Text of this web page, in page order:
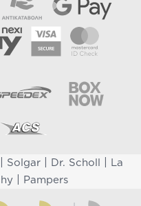
Solgar| Dr. Scholl
La
Pampers